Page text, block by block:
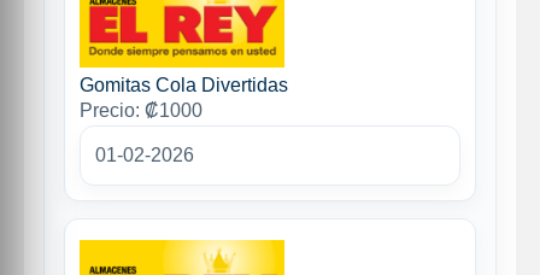
Gomitas Cola Divertidas
Precio: ₡1000
01-02-2026